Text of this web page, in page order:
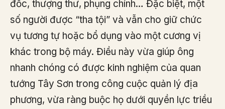
đốc, thượng thư, phụng chính… Đặc biệt, một
số người được “tha tội” và vẫn cho giữ chức
vụ tương tự hoặc bổ dụng vào một cương vị
khác trong bộ máy. Điều này vừa giúp ông
nhanh chóng có được kinh nghiệm của quan
tướng Tây Sơn trong công cuộc quản lý địa
phương, vừa ràng buộc họ dưới quyền lực triều